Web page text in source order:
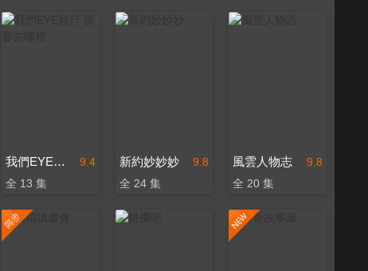
9.4
我們EYE旅行 孩要去哪裡
全 13 集
9.8
新約妙妙妙
全 24 集
9.8
風雲人物志
全 20 集